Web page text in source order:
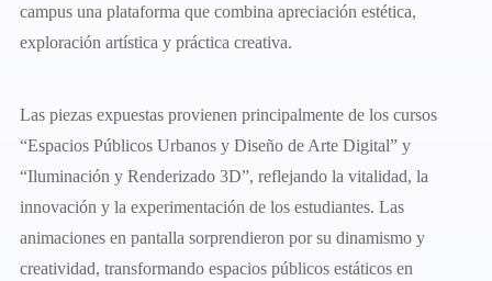
campus una plataforma que combina apreciación estética,
exploración artística y práctica creativa.
Las piezas expuestas provienen principalmente de los cursos
“Espacios Públicos Urbanos y Diseño de Arte Digital” y
“Iluminación y Renderizado 3D”, reflejando la vitalidad, la
innovación y la experimentación de los estudiantes. Las
animaciones en pantalla sorprendieron por su dinamismo y
creatividad, transformando espacios públicos estáticos en